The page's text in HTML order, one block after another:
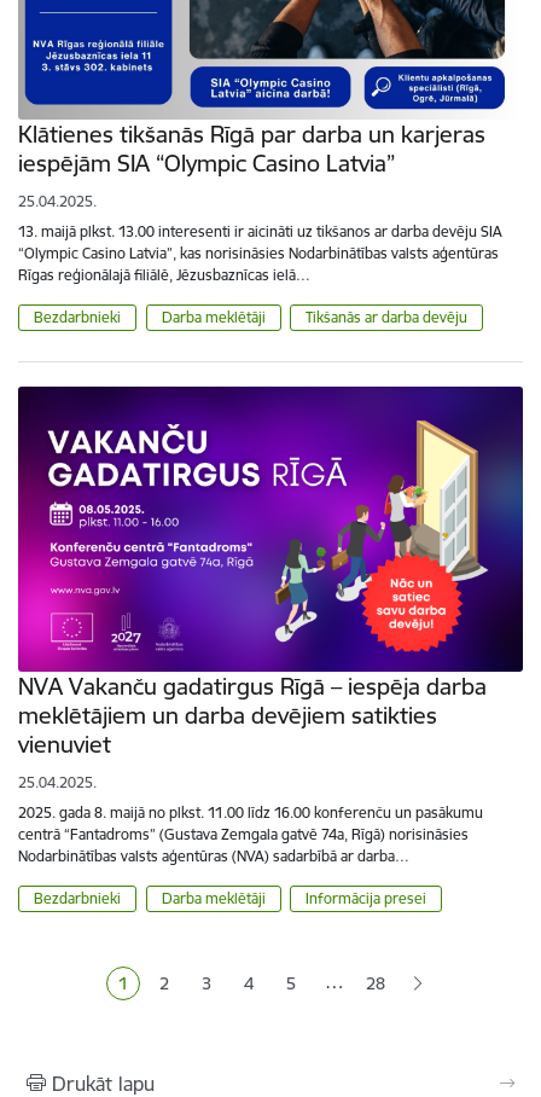
Klātienes tikšanās Rīgā par darba un karjeras
iespējām SIA “Olympic Casino Latvia”
25.04.2025.
13. maijā plkst. 13.00 interesenti ir aicināti uz tikšanos ar darba devēju SIA
“Olympic Casino Latvia”, kas norisināsies Nodarbinātības valsts aģentūras
Rīgas reģionālajā filiālē, Jēzusbaznīcas ielā…
Bezdarbnieki Darba meklētāji Tikšanās ar darba devēju
NVA Vakanču gadatirgus Rīgā – iespēja darba
meklētājiem un darba devējiem satikties
vienuviet
25.04.2025.
2025. gada 8. maijā no plkst. 11.00 līdz 16.00 konferenču un pasākumu
centrā “Fantadroms” (Gustava Zemgala gatvē 74a, Rīgā) norisināsies
Nodarbinātības valsts aģentūras (NVA) sadarbībā ar darba…
Bezdarbnieki Darba meklētāji Informācija presei
Pašreizējā lapa
1 Lapa
2 Lapa
3 Lapa
4 Lapa
5 … 28
Drukāt lapu